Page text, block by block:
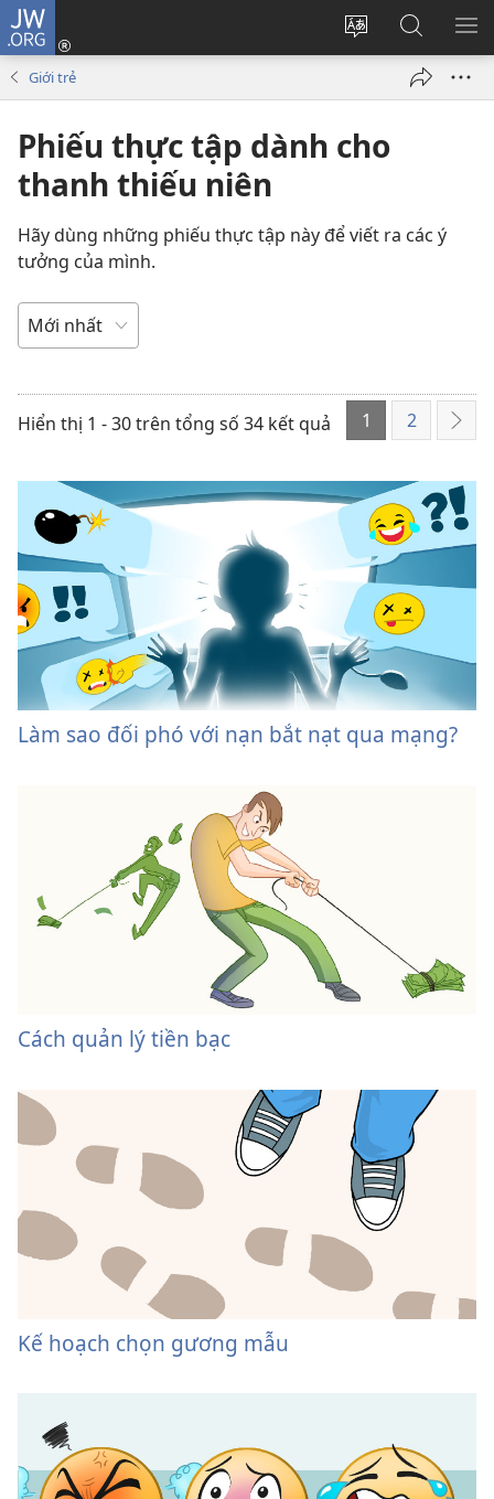
JW.ORG
Thay
của
Đăng
nhập
mới)
Tìm
kiếm
JW.ORG
Giới trẻ
Phiếu thực tập dành cho
thanh thiếu niên
Hãy dùng những phiếu thực tập này để viết ra các ý
tưởng của mình.
SẮP
THỨ
TỰ
Hiển thị 1 - 30 trên tổng số 34 kết quả 1 2
Tiếp
Làm sao đối phó với nạn bắt nạt qua mạng?
Cách quản lý tiền bạc
Kế hoạch chọn gương mẫu